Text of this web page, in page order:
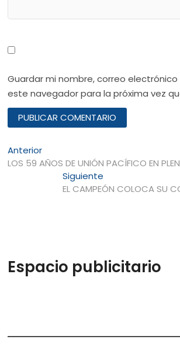
Guardar mi nombre, correo
este navegador para la próxima vez
Navegación
de
entradas
AnteriorEntrada
anterior:
LOS 59 AÑOS DE UNIÓN PACÍFICO EN
SiguienteEntrada
siguiente:
EL CAMPEÓN COLOCA SU
Espacio publicitario